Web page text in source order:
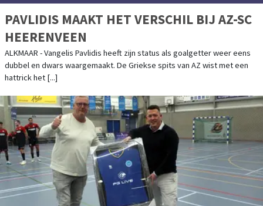
PAVLIDIS MAAKT HET VERSCHIL BIJ AZ-SC
HEERENVEEN
ALKMAAR - Vangelis Pavlidis heeft zijn status als goalgetter weer eens
dubbel en dwars waargemaakt. De Griekse spits van AZ wist met een
hattrick het [...]